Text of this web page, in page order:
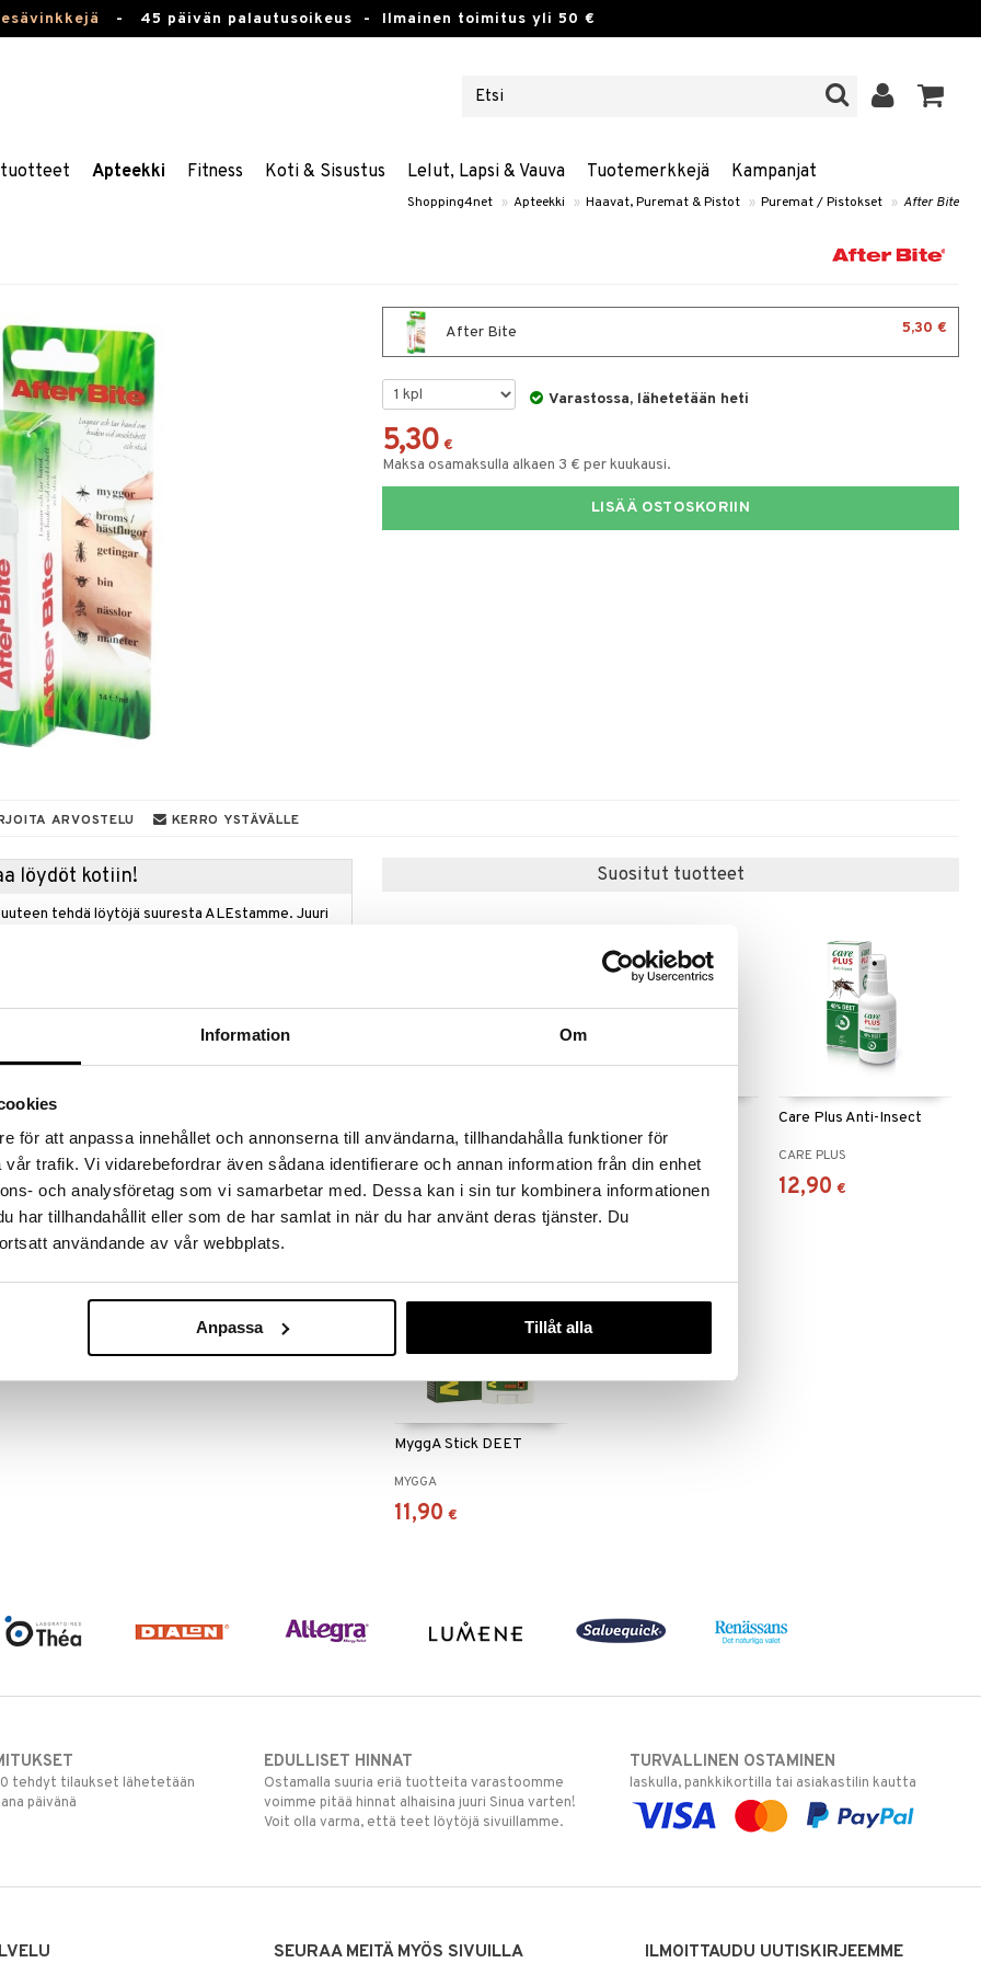
Information Om
för att anpassa innehållet och annonserna till användarna, tillhandahålla funktioner för
trafik. Vi vidarebefordrar även sådana identifierare och annan information från din enhet
och analysföretag som vi samarbetar med. Dessa kan i sin tur kombinera informationen
har tillhandahållit eller som de har samlat in när du har använt deras tjänster. Du
användande av vår webbplats.
Anpassa Tillåt alla
- 45 päivän palautusoikeus - Ilmainen toimitus yli 50 €
Apteekki Fitness Koti & Sisustus Lelut, Lapsi & Vauva Tuotemerkkejä Kampanjat
Shopping4net » Apteekki » Haavat, Puremat & Pistot » Puremat / Pistokset » After Bite
After Bite 5,30 €
Varastossa, lähetetään heti
5,30 €
Maksa osamaksulla alkaen 3 € per kuukausi.
LISÄÄ OSTOSKORIIN
ARVOSTELU KERRO YSTÄVÄLLE
löydöt kotiin!
tehdä löytöjä suuresta ALEstamme. Juuri
ale-löydöt »
polttelun lievittämiseen, joka johtuu hyönteisten
paarmoista, hevoskärpäsistä, mehiläisistä ja
aiheuttamista vammoista.
ja se lievittää kutinaa nopeasti. Aikuisille ja yli 3-
Suositut tuotteet
SALUBRIN
8,90 €
AFTER BITE
5,30 €
Care Plus Anti-Insect
CARE PLUS
12,90 €
MyggA Stick DEET
MYGGA
11,90 €
tehdyt tilaukset lähetetään
päivänä
EDULLISET HINNAT
Ostamalla suuria eriä tuotteita varastoomme
voimme pitää hinnat alhaisina juuri Sinua varten!
Voit olla varma, että teet löytöjä sivuillamme.
TURVALLINEN OSTAMINEN
laskulla, pankkikortilla tai asiakastilin kautta
SEURAA MEITÄ MYÖS SIVUILLA ILMOITTAUDU UUTISKIRJEEMME